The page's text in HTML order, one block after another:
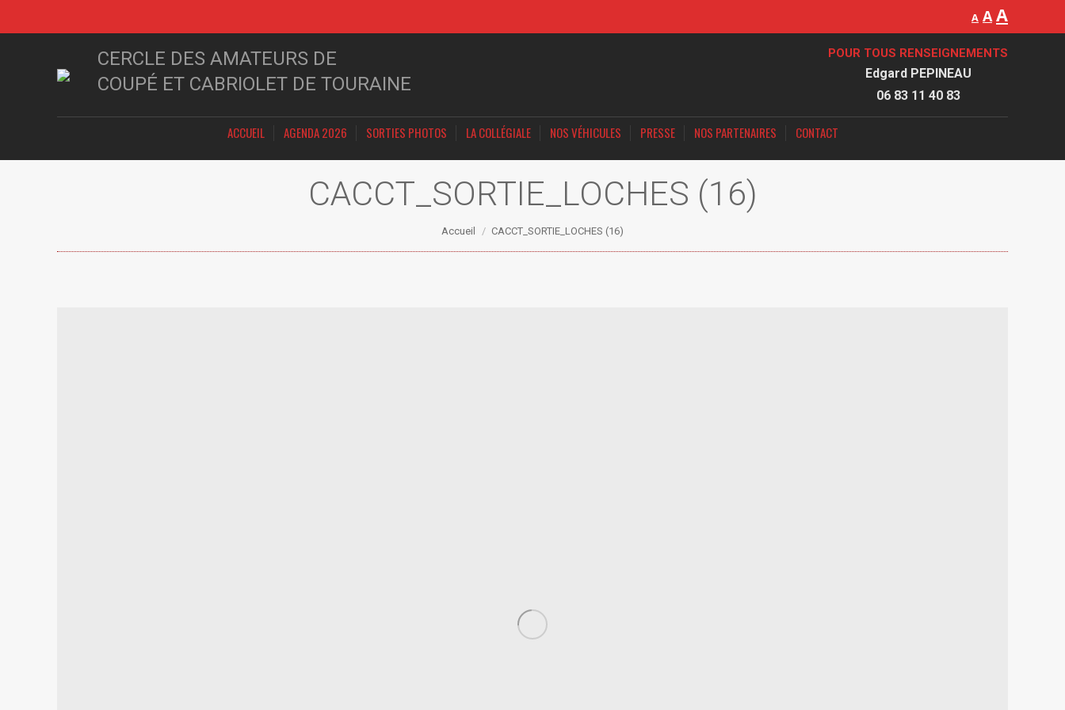
A A A
CERCLE DES AMATEURS DE
COUPÉ ET CABRIOLET DE TOURAINE
POUR TOUS RENSEIGNEMENTS
Edgard PEPINEAU
06 83 11 40 83
ACCUEIL AGENDA 2026 SORTIES PHOTOS LA COLLÉGIALE NOS VÉHICULES PRESSE NOS PARTENAIRES CONTACT
CACCT_SORTIE_LOCHES (16)
Vous êtes ici :
Accueil CACCT_SORTIE_LOCHES (16)